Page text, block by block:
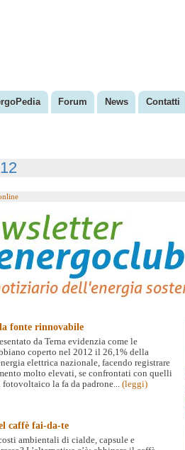
Forum News Contatti
fonte rinnovabile
da Terna evidenzia come le
coperto nel 2012 il 26,1% della
elettrica nazionale, facendo registrare
molto elevati, se confrontati con quelli
la fa da padrone... (leggi)
caffè fai-da-te
ambientali di cialde, capsule e